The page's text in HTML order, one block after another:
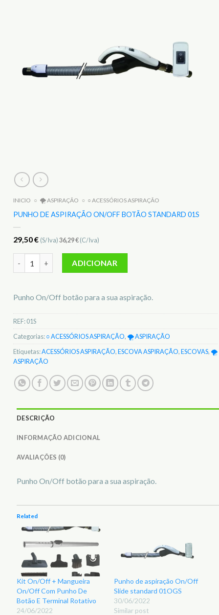
INICIO ○ 🌪️ ASPIRAÇÃO ○ ○ ACESSÓRIOS ASPIRAÇÃO
PUNHO DE ASPIRAÇÃO ON/OFF BOTÃO STANDARD 01S
29,50€ (S/Iva)36,29€(C/Iva)
ADICIONAR
Punho On/Off botão para a sua aspiração.
REF:01S
Categorias:○ ACESSÓRIOS ASPIRAÇÃO, 🌪️ ASPIRAÇÃO
Etiquetas:ACESSÓRIOS ASPIRAÇÃO,ESCOVA ASPIRAÇÃO,ESCOVAS, 🌪️
ASPIRAÇÃO
DESCRIÇÃO
INFORMAÇÃO ADICIONAL
AVALIAÇÕES (0)
Punho On/Off botão para a sua aspiração.
Related
Kit On/Off + Mangueira
On/Off Com Punho De
Botão E Terminal Rotativo
24/06/2022
Punho de aspiração On/Off
Slide standard 01OGS
30/06/2022
Similar post